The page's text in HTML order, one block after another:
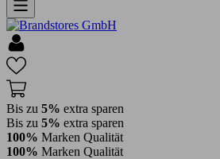
Bis zu 5% extra sparen
Bis zu 5% extra sparen
100% Marken Qualität
100% Marken Qualität